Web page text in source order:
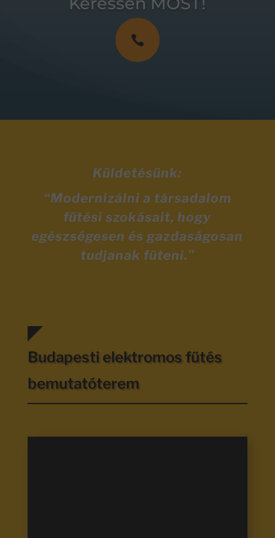

Küldetésünk:
“Modernizálni a társadalom
fűtési szokásait, hogy
egészségesen és gazdaságosan
tudjanak fűteni.”
Budapesti elektromos fűtés
bemutatóterem